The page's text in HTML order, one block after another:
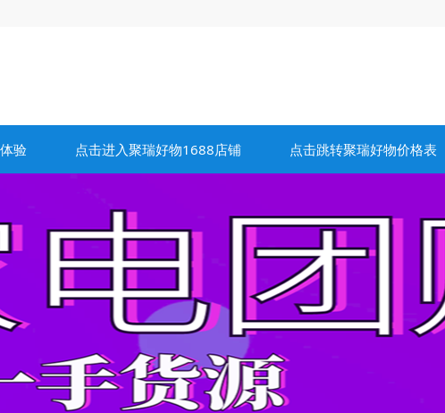
验 点击进入聚瑞好物1688店铺 点击跳转聚瑞好物价格表